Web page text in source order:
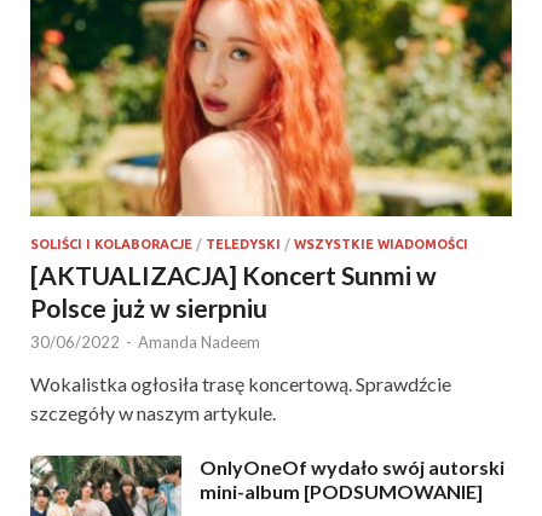
SOLIŚCI I KOLABORACJE / TELEDYSKI / WSZYSTKIE WIADOMOŚCI
[AKTUALIZACJA] Koncert Sunmi w
Polsce już w sierpniu
30/06/2022 - Amanda Nadeem
Wokalistka ogłosiła trasę koncertową. Sprawdźcie
szczegóły w naszym artykule.
OnlyOneOf wydało swój autorski
mini-album [PODSUMOWANIE]